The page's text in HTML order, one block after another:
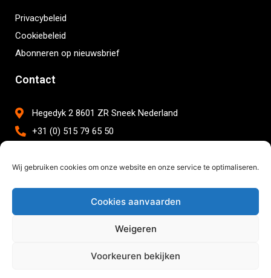
Wij gebruiken cookies om onze website en onze service te optimaliseren.
Cookies aanvaarden
Weigeren
Voorkeuren bekijken
Privacybeleid
Cookiebeleid
Abonneren op nieuwsbrief
Contact
Hegedyk 2 8601 ZR Sneek Nederland
+31 (0) 515 79 65 50
Copyright © 2026 Brightwork BV